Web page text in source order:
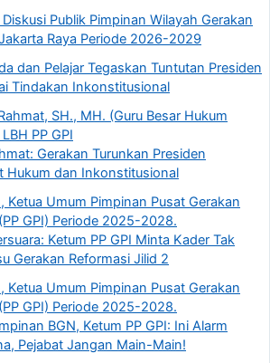
Publik Pimpinan Wilayah Gerakan
Raya Periode 2026-2029
dan Pelajar Tegaskan Tuntutan Presiden
Tindakan Inkonstitusional
Gerakan Turunkan Presiden
Hukum dan Inkonstitusional
Ketum PP GPI Minta Kader Tak
Gerakan Reformasi Jilid 2
BGN, Ketum PP GPI: Ini Alarm
Pejabat Jangan Main-Main!